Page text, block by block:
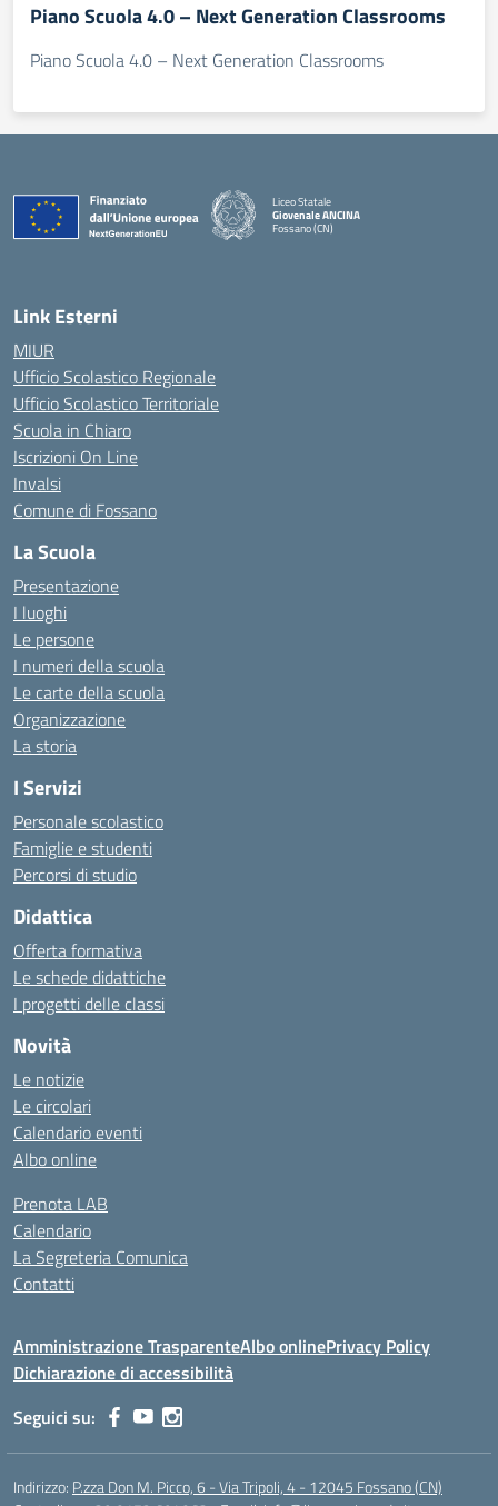
Piano Scuola 4.0 – Next Generation Classrooms
Piano Scuola 4.0 – Next Generation Classrooms
Liceo Statale
Giovenale ANCINA
Fossano (CN)
Link Esterni
MIUR
Ufficio Scolastico Regionale
Ufficio Scolastico Territoriale
Scuola in Chiaro
Iscrizioni On Line
Invalsi
Comune di Fossano
La Scuola
Presentazione
I luoghi
Le persone
I numeri della scuola
Le carte della scuola
Organizzazione
La storia
I Servizi
Personale scolastico
Famiglie e studenti
Percorsi di studio
Didattica
Offerta formativa
Le schede didattiche
I progetti delle classi
Novità
Le notizie
Le circolari
Calendario eventi
Albo online
Prenota LAB
Calendario
La Segreteria Comunica
Contatti
Amministrazione TrasparenteAlbo onlinePrivacy Policy
Dichiarazione di accessibilità
Seguici su:
Indirizzo: P.zza Don M. Picco, 6 - Via Tripoli, 4 - 12045 Fossano (CN)